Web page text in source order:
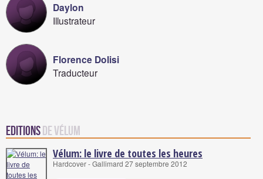
Daylon
Illustrateur
Florence Dolisi
Traducteur
Editionsde Vélum
Vélum: le livre de toutes les heures
Hardcover - Gallimard 27 septembre 2012